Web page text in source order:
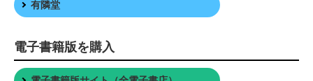
有隣堂
電子書籍版を購入